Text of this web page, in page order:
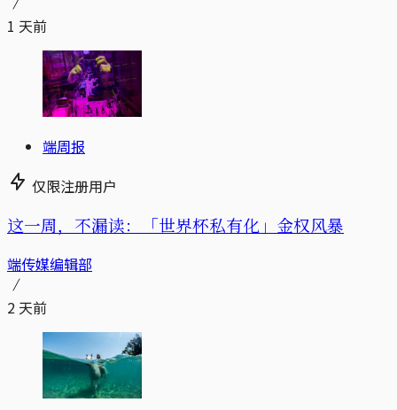
1 天前
端周报
仅限注册用户
这一周，不漏读：「世界杯私有化」金权风暴
端传媒编辑部
2 天前